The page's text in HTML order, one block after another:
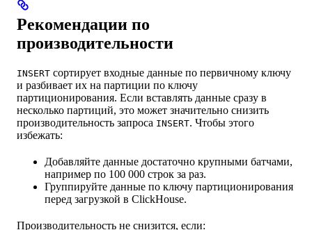
Рекомендации по
производительности
INSERT сортирует входные данные по первичному ключу
и разбивает их на партиции по ключу
партиционирования. Если вставлять данные сразу в
несколько партиций, это может значительно снизить
производительность запроса INSERT. Чтобы этого
избежать:
Добавляйте данные достаточно крупными батчами,
например по 100 000 строк за раз.
Группируйте данные по ключу партиционирования
перед загрузкой в ClickHouse.
Производительность не снизится, если: